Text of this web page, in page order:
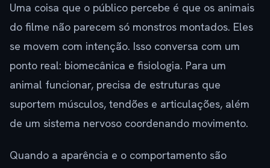
Uma coisa que o público percebe é que os animais
do filme não parecem só monstros montados. Eles
se movem com intenção. Isso conversa com um
ponto real: biomecânica e fisiologia. Para um
animal funcionar, precisa de estruturas que
suportem músculos, tendões e articulações, além
de um sistema nervoso coordenando movimento.
Quando a aparência e o comportamento são